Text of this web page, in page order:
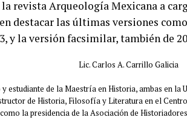
revista Arqueología Mexicana a
destacar las últimas versiones
y la versión facsimilar, también de
Lic. Carlos A. Carrillo Galicia
estudiante de la Maestría en Historia, ambas en la
de Historia, Filosofía y Literatura en el
la presidencia de la Asociación de